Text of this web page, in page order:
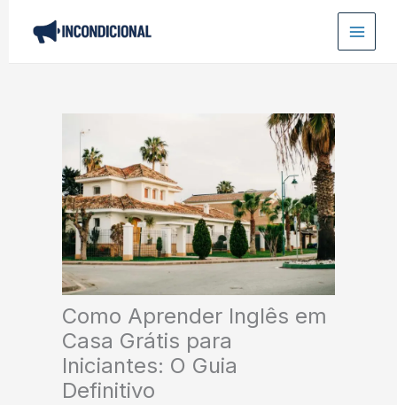
Como Aprender Inglês em
Casa Grátis para
Iniciantes: O Guia
Definitivo